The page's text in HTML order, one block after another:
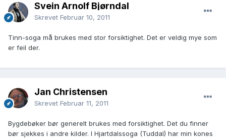
Svein Arnolf Bjørndal
Skrevet Februar 10, 2011
Tinn-soga må brukes med stor forsiktighet. Det er veldig mye som
er feil der.
Jan Christensen
Skrevet Februar 11, 2011
Bygdebøker bør generelt brukes med forsiktighet. Det du finner
bør sjekkes i andre kilder. I Hjartdalssoga (Tuddal) har min kones